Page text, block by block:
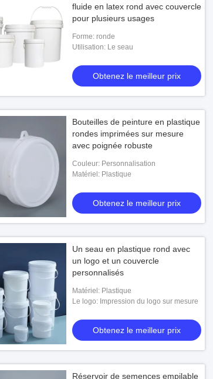
fluide en latex rond avec couvercle
pour plusieurs usages
Forme: ronde
Utilisation: Le seau
Obtenez le meilleur prix
Bouteilles de peinture en plastique
rondes imprimées sur mesure
avec poignée robuste
Couleur: Personnalisation
Matériel: Plastique
Obtenez le meilleur prix
Un seau en plastique rond avec
un logo et un couvercle
personnalisés
Matériel: Plastique
Le logo: Impression du logo sur mesure
Obtenez le meilleur prix
Réservoir de semences empilable